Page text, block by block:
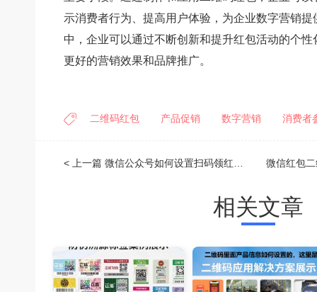
示消费者行为、提高用户体验，为企业数字营销
中，企业可以通过不断创新和提升红包活动的个
更好的营销效果和品牌推广。
二维码红包 产品促销 数字营销 消费者
< 上一篇 微信公众号如何设置扫码领红包功能，微信公众号如何设置扫码领红包提醒
相关文章